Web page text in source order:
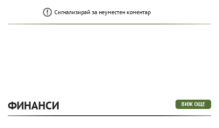
Сигнализирай за неуместен коментар
ФИНАНСИ ВИЖ ОЩЕ